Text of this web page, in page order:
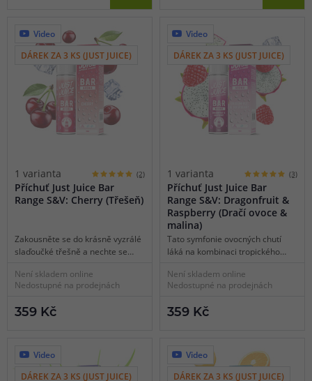
Video
DÁREK ZA 3 KS (JUST JUICE)
1 varianta (2)
Příchuť Just Juice Bar
Range S&V: Cherry (Třešeň)
Zakousněte se do krásně vyzrálé
slaďoučké třešně a nechte se
políbenou mrazivou svěžestí v
závěru. Odhalte tajemnou
vybalancované chuti a potěšte
Není skladem online
Nedostupné na prodejnách
359 Kč
Video
DÁREK ZA 3 KS (JUST JUICE)
1 varianta (3)
Příchuť Just Juice Bar
Range S&V: Dragonfruit &
Raspberry (Dračí ovoce &
malina)
Tato symfonie ovocných chutí
láká na kombinaci tropického
a zralých malin. Vytváří dokonale
znělou a vzrušující melodii.
Není skladem online
Nedostupné na prodejnách
359 Kč
Video
DÁREK ZA 3 KS (JUST JUICE)
Video
DÁREK ZA 3 KS (JUST JUICE)